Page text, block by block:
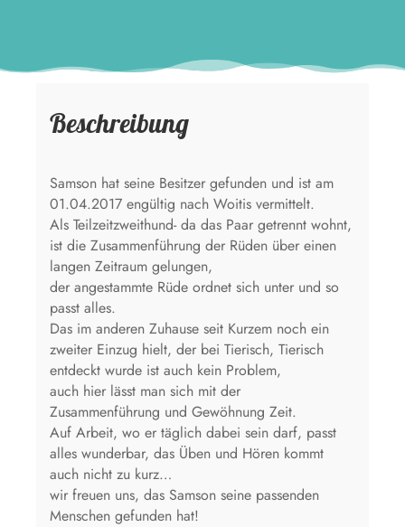
Beschreibung
Samson hat seine Besitzer gefunden und ist am
01.04.2017 engültig nach Woitis vermittelt.
Als Teilzeitzweithund- da das Paar getrennt wohnt,
ist die Zusammenführung der Rüden über einen
langen Zeitraum gelungen,
der angestammte Rüde ordnet sich unter und so
passt alles.
Das im anderen Zuhause seit Kurzem noch ein
zweiter Einzug hielt, der bei Tierisch, Tierisch
entdeckt wurde ist auch kein Problem,
auch hier lässt man sich mit der
Zusammenführung und Gewöhnung Zeit.
Auf Arbeit, wo er täglich dabei sein darf, passt
alles wunderbar, das Üben und Hören kommt
auch nicht zu kurz…
wir freuen uns, das Samson seine passenden
Menschen gefunden hat!